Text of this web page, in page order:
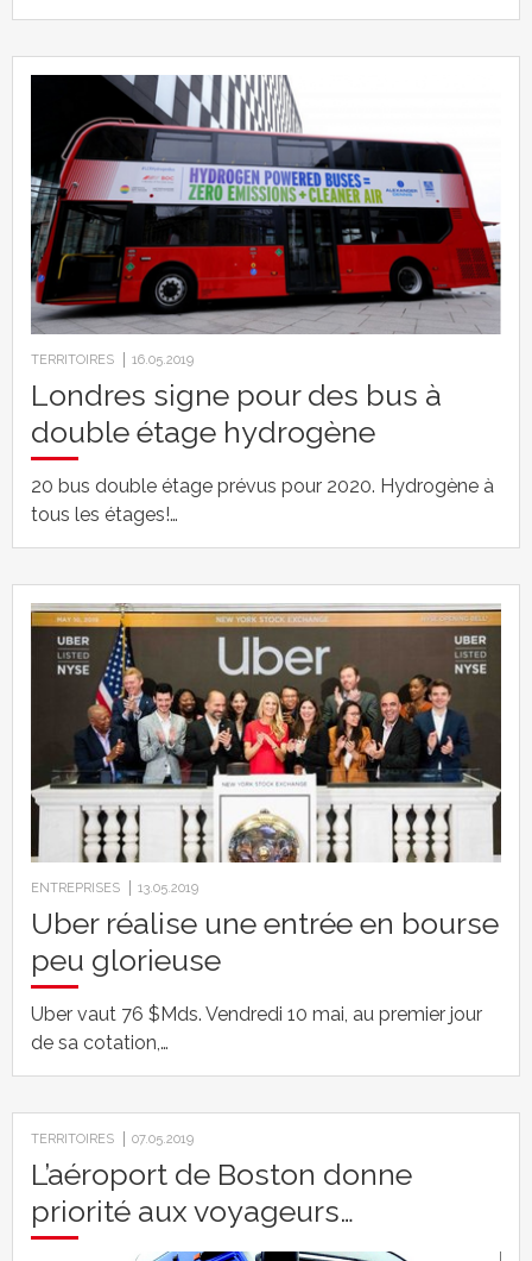
TERRITOIRES 16.05.2019
Londres signe pour des bus à
double étage hydrogène
20 bus double étage prévus pour 2020. Hydrogène à
tous les étages!…
ENTREPRISES 13.05.2019
Uber réalise une entrée en bourse
peu glorieuse
Uber vaut 76 $Mds. Vendredi 10 mai, au premier jour
de sa cotation,…
TERRITOIRES 07.05.2019
L’aéroport de Boston donne
priorité aux voyageurs…